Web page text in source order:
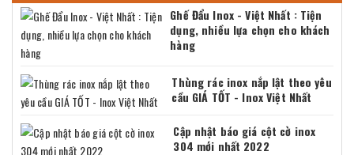
Ghế Đẩu Inox - Việt Nhất : Tiện
dụng, nhiều lựa chọn cho khách
hàng
Thùng rác inox nắp lật theo yêu
cầu GIÁ TỐT - Inox Việt Nhất
Cập nhật báo giá cột cờ inox
304 mới nhất 2022